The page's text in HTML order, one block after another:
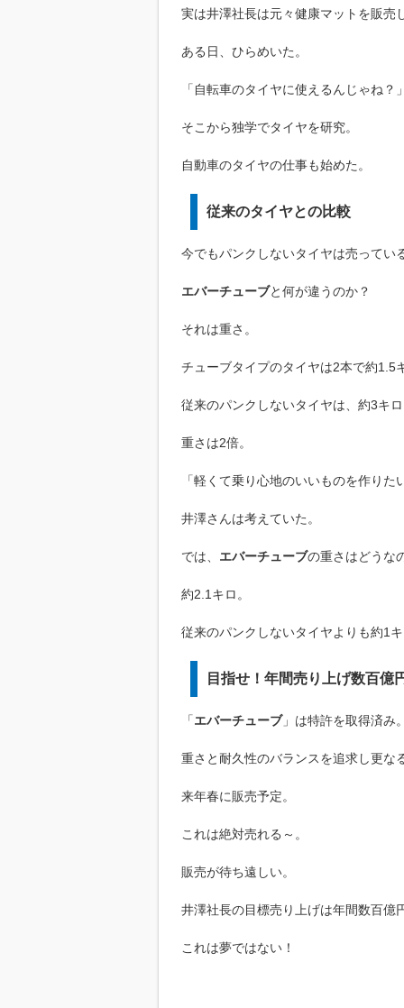
実は井澤社長は元々健康マットを販売
ある日、ひらめいた。
「自転車のタイヤに使えるんじゃね？」
そこから独学でタイヤを研究。
自動車のタイヤの仕事も始めた。
従来のタイヤとの比較
今でもパンクしないタイヤは売っている
エバーチューブと何が違うのか？
それは重さ。
チューブタイプのタイヤは2本で約1.5
従来のパンクしないタイヤは、約3キロ
重さは2倍。
「軽くて乗り心地のいいものを作りた
井澤さんは考えていた。
では、 エバーチューブの重さはどうな
約2.1キロ。
従来のパンクしないタイヤよりも約1キ
目指せ！年間売り上げ数百億
「エバーチューブ」は特許を取得済み。
重さと耐久性のバランスを追求し更な
来年春に販売予定。
これは絶対売れる～。
販売が待ち遠しい。
井澤社長の目標売り上げは年間数百億
これは夢ではない！